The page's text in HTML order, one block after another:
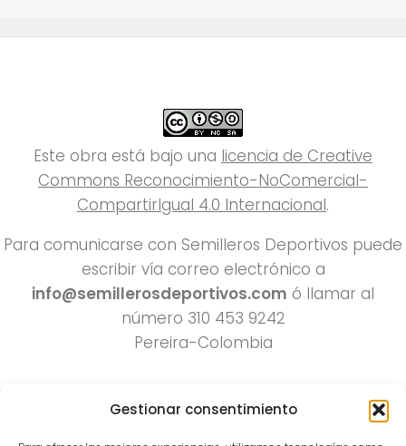
Gestionar consentimiento
Este obra está bajo una licencia de Creative
Commons Reconocimiento-NoComercial-
CompartirIgual 4.0 Internacional.
Para comunicarse con Semilleros Deportivos puede
escribir vía correo electrónico a
info@semillerosdeportivos.com ó llamar al
número 310 453 9242
Pereira-Colombia